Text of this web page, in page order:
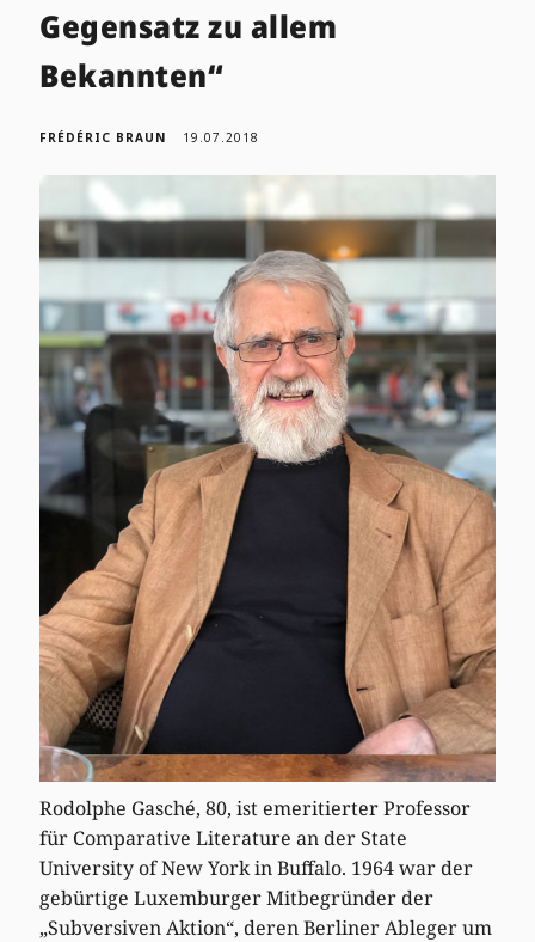
Gegensatz zu allem
Bekannten“
FRÉDÉRIC BRAUN 19.07.2018
Rodolphe Gasché, 80, ist emeritierter Professor
für Comparative Literature an der State
University of New York in Buffalo. 1964 war der
gebürtige Luxemburger Mitbegründer der
„Subversiven Aktion“, deren Berliner Ableger um